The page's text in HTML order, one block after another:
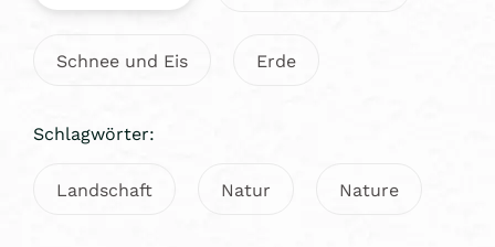
Schnee und Eis Erde
Schlagwörter:
Landschaft Natur Nature